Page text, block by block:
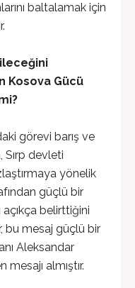
baltalamak için
Kosova Gücü
görevi barış ve
devleti
yönelik
güçlü bir
açıkça belirttiğini
bu mesaj güçlü bir
Aleksandar
mesajı almıştır.